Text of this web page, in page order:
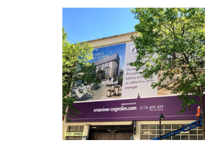
COGEDIM
Affichage Branding Tertiaire